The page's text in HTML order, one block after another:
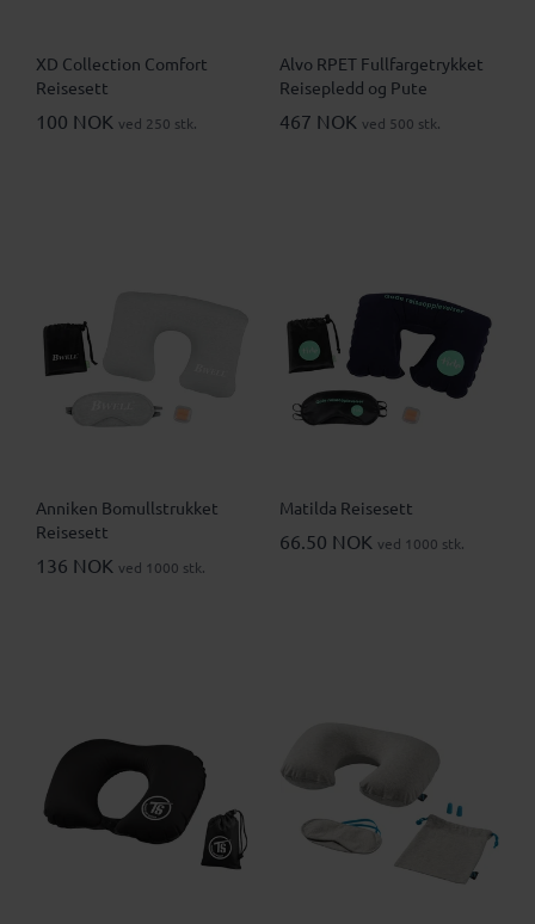
XD Collection Comfort
Reisesett
100 NOK ved 250 stk.
Alvo RPET Fullfargetrykket
Reisepledd og Pute
467 NOK ved 500 stk.
Anniken Bomullstrukket
Reisesett
136 NOK ved 1000 stk.
Matilda Reisesett
66.50 NOK ved 1000 stk.